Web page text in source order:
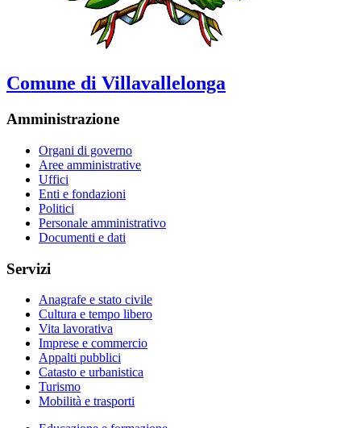
Comune di Villavallelonga
Amministrazione
Organi di governo
Aree amministrative
Uffici
Enti e fondazioni
Politici
Personale amministrativo
Documenti e dati
Servizi
Anagrafe e stato civile
Cultura e tempo libero
Vita lavorativa
Imprese e commercio
Appalti pubblici
Catasto e urbanistica
Turismo
Mobilità e trasporti